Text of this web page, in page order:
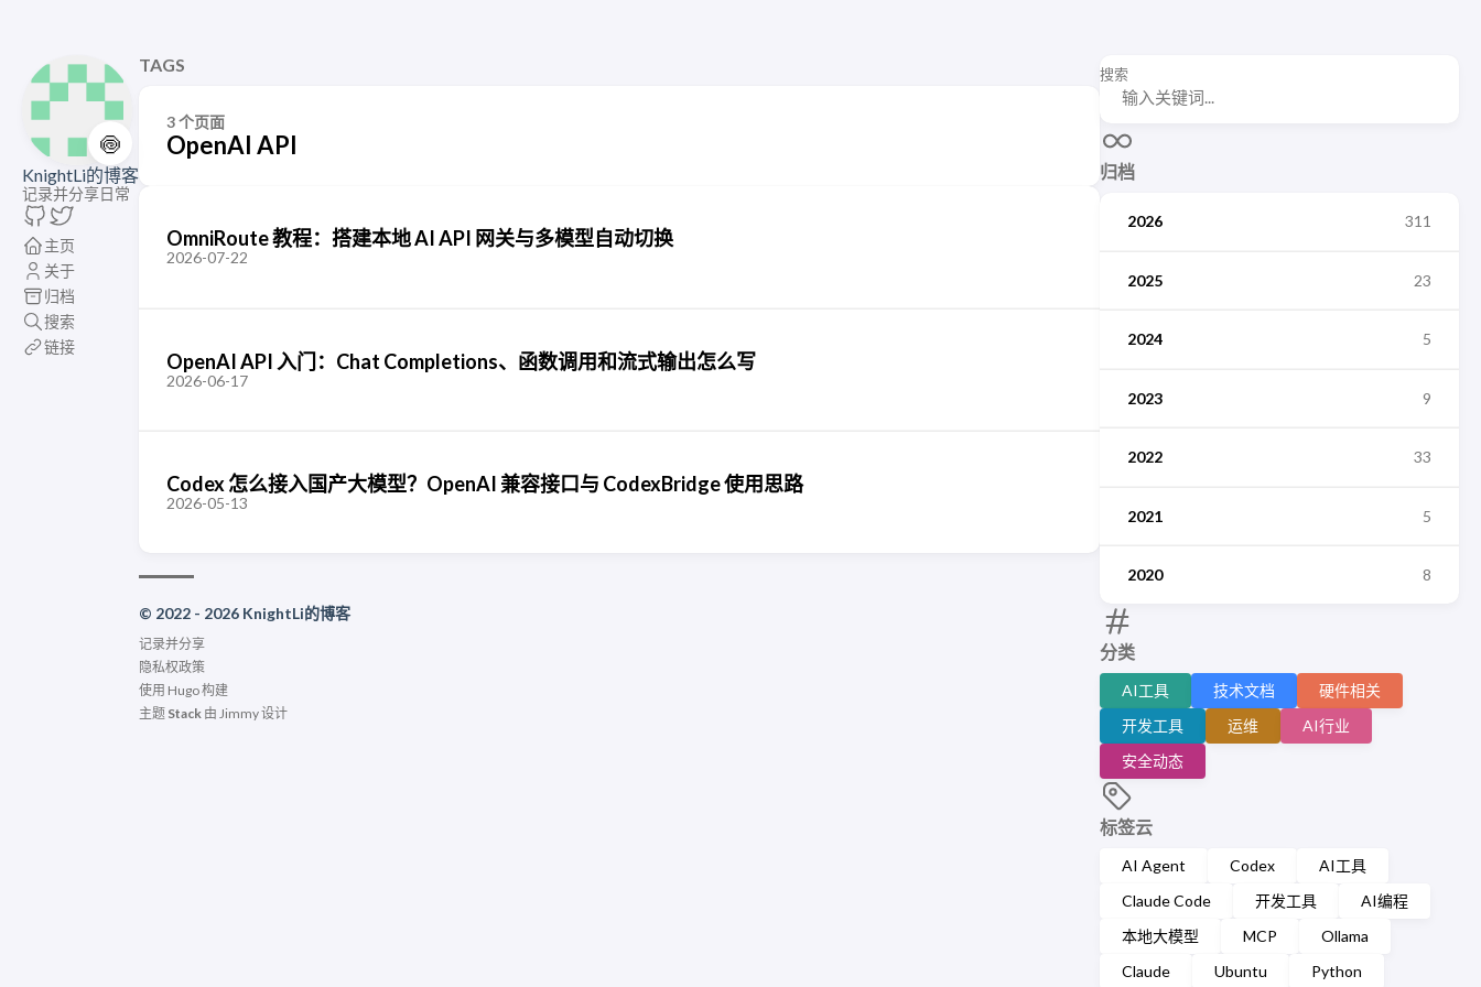
🍥
KnightLi的博客
记录并分享日常
主页
关于
归档
搜索
链接
搜索
归档
2026 311
2025 23
2024 5
2023 9
2022 33
2021 5
2020 8
分类
AI工具 技术文档
硬件相关
开发工具
运维
AI行业
安全动态
标签云
AI Agent Codex
AI工具
Claude Code
开发工具
AI编程
本地大模型
MCP
Ollama
Claude
Ubuntu Python
TAGS
3 个页面
OpenAI API
OmniRoute 教程：搭建本地 AI API 网关与多模型自动切换
2026-07-22
OpenAI API 入门：Chat Completions、函数调用和流式输出怎么写
2026-06-17
Codex 怎么接入国产大模型？OpenAI 兼容接口与 CodexBridge 使用思路
2026-05-13
© 2022 - 2026 KnightLi的博客
记录并分享
隐私权政策
使用 Hugo构建
主题 Stack 由 Jimmy设计